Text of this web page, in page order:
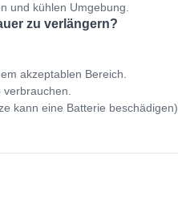
und kühlen Umgebung.
zu verlängern?
akzeptablen Bereich.
kann eine Batterie beschädigen).